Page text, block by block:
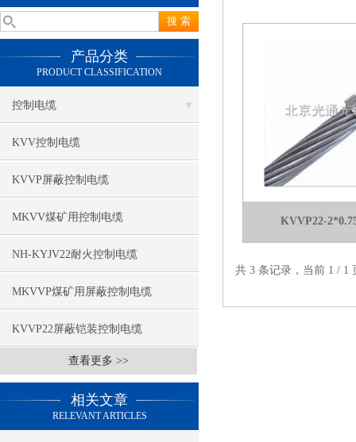
产品分类
PRODUCT CLASSIFICATION
控制电缆
KVV控制电缆
KVVP屏蔽控制电缆
MKVV煤矿用控制电缆
NH-KYJV22耐火控制电缆
MKVVP煤矿用屏蔽控制电缆
KVVP22屏蔽铠装控制电缆
查看更多 >>
相关文章
RELEVANT ARTICLES
KVVP22-
共 3 条记录，当前 1 /